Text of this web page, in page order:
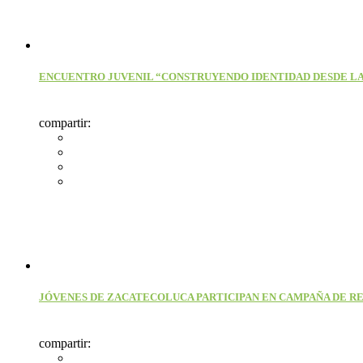
ENCUENTRO JUVENIL “CONSTRUYENDO IDENTIDAD DESDE
compartir:
JÓVENES DE ZACATECOLUCA PARTICIPAN EN CAMPAÑA DE
compartir: